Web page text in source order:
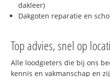
dakleer)
Dakgoten reparatie en
Top advies, snel op
Alle loodgieters die bij ons
kennis en vakmanschap en